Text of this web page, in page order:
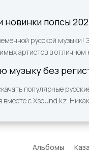
новинки попсы
русской
артистов в отличном
музыку без
популярные
вместе с Xsound.kz.
Альбомы